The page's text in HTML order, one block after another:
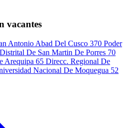
vacantes
Antonio Abad Del Cusco 370 Poder
De San Martin De Porres 70
Arequipa 65 Direcc. Regional De
Nacional De Moquegua 52